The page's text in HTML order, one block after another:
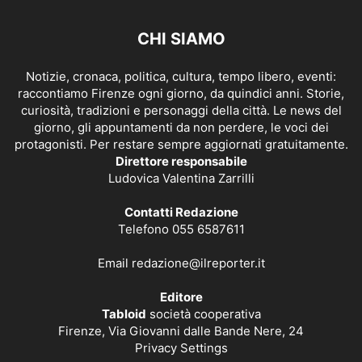
CHI SIAMO
Notizie, cronaca, politica, cultura, tempo libero, eventi:
raccontiamo Firenze ogni giorno, da quindici anni. Storie,
curiosità, tradizioni e personaggi della città. Le news del
giorno, gli appuntamenti da non perdere, le voci dei
protagonisti. Per restare sempre aggiornati gratuitamente.
Direttore responsabile
Ludovica Valentina Zarrilli
Contatti Redazione
Telefono 055 6587611
Email redazione@ilreporter.it
Editore
Tabloid società cooperativa
Firenze, Via Giovanni dalle Bande Nere, 24
Privacy Settings